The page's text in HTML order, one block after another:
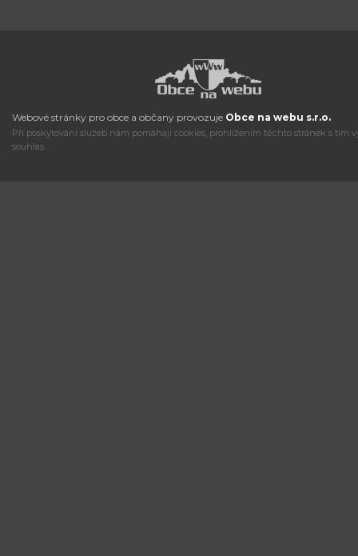
Webové stránky pro obce a občany provozuje Obce na webu s.r.o.
Při poskytování služeb nám pomáhají cookies, prohlížením těchto stránek s tím
souhlas.